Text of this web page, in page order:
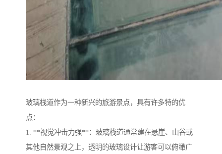
玻璃栈道作为一种新兴的旅游景点，具有许多特的优
点：
1. **视觉冲击力强**：玻璃栈道通常建在悬崖、山谷或
其他自然景观之上，透明的玻璃设计让游客可以俯瞰广